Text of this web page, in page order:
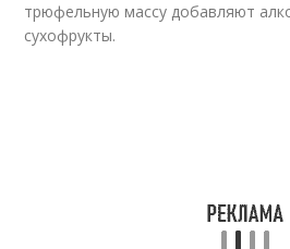
трюфельную массу добавляют
сухофрукты.